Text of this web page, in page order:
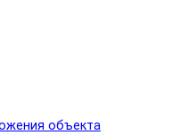
объекта